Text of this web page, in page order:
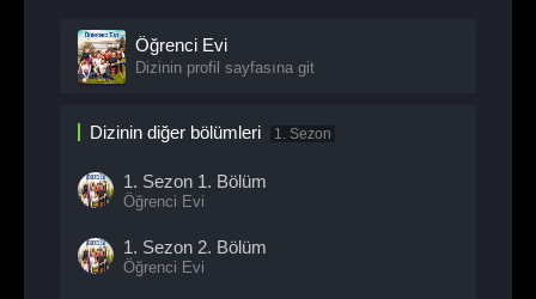
Öğrenci Evi
Dizinin profil sayfasına git
Dizinin diğer bölümleri 1. Sezon
1. Sezon 1. Bölüm
Öğrenci Evi
1. Sezon 2. Bölüm
Öğrenci Evi